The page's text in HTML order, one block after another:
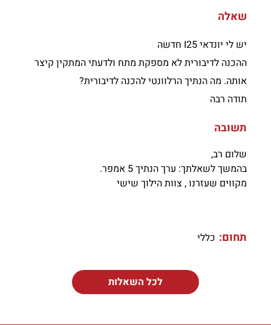
שאלה
יש לי יונדאי I25 חדשה
ההכנה לדיבורית לא מספקת מתח ולדעתי המתקין קיצר
אותה. מה הנתיך הרלוונטי להכנה לדיבורית?
תודה רבה
תשובה
שלום רב,
בהמשך לשאלתך: ערך הנתיך 5 אמפר.
מקווים שעזרנו , צוות הילוך שישי
תחום: כללי
לכל השאלות